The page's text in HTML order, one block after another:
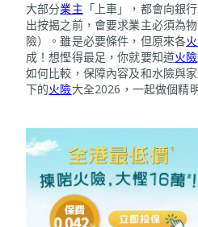
大部分業主 「上車」，都會向銀
出按揭之前，會要求業主必須為
險）。雖是必要條件，但原來各
成！想慳得最足，你就要知道火險
如何比較，保障內容及和水險與
下的火險大全2026，一起做個精